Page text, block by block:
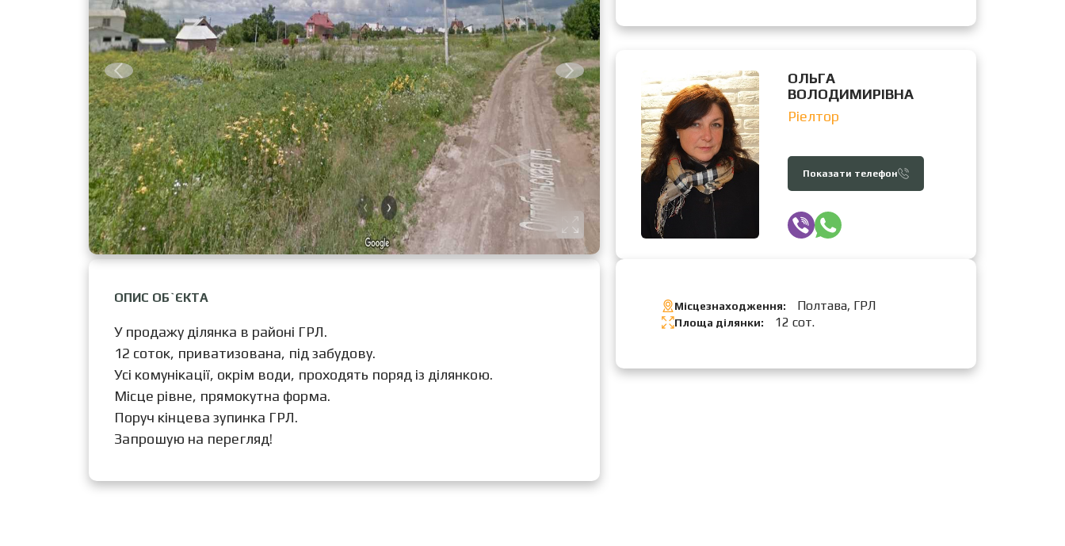
ОЛЬГА
ВОЛОДИМИРІВНА
Ріелтор
Показати телефон
Місцезнаходження: Полтава, ГРЛ
Площа ділянки: 12 сот.
ОПИС ОБ`ЄКТА
У продажу ділянка в районі ГРЛ.
12 соток, приватизована, під забудову.
Усі комунікації, окрім води, проходять поряд із ділянкою.
Місце рівне, прямокутна форма.
Поруч кінцева зупинка ГРЛ.
Запрошую на перегляд!